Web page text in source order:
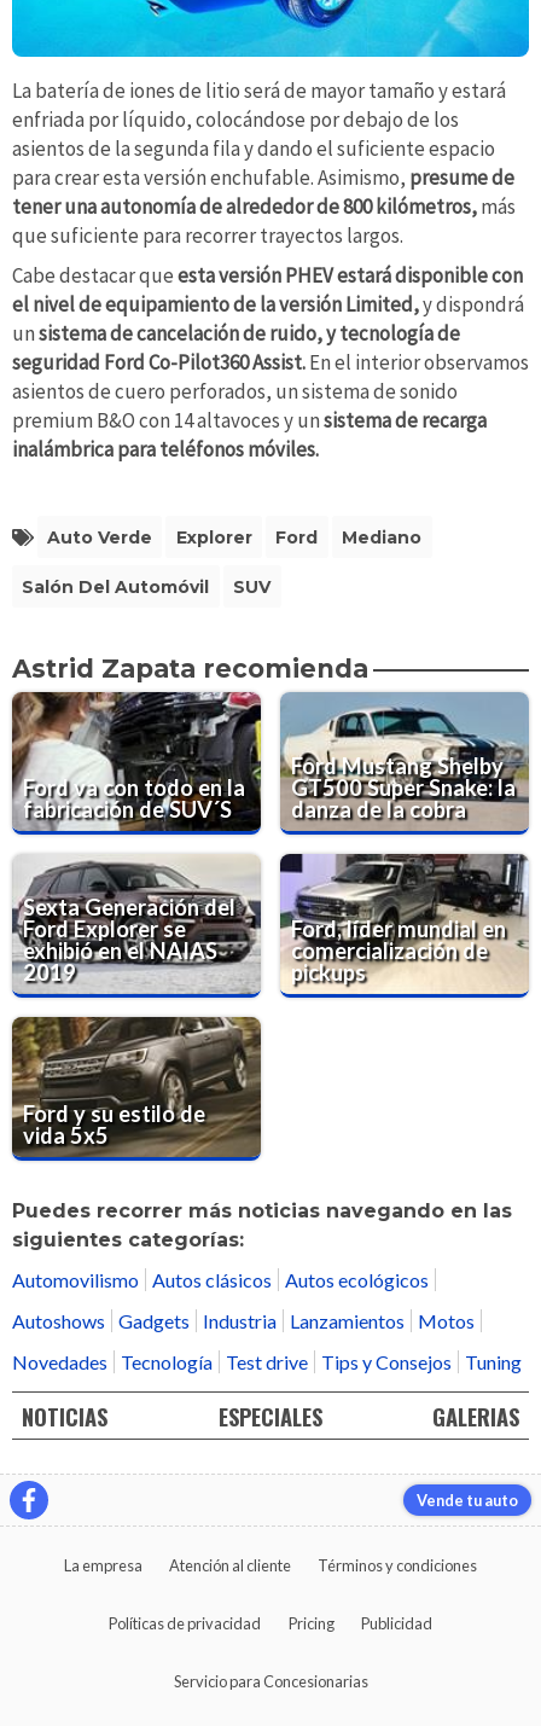
La batería de iones de litio será de mayor tamaño y estará
enfriada por líquido, colocándose por debajo de los
asientos de la segunda fila y dando el suficiente espacio
para crear esta versión enchufable. Asimismo, presume de
tener una autonomía de alrededor de 800 kilómetros,más
que suficiente para recorrer trayectos largos.
Cabe destacar queesta versión PHEV estará disponible con
el nivel de equipamiento de la versión Limited,y dispondrá
unsistema de cancelación de ruido, y tecnología de
seguridad Ford Co-Pilot360 Assist.En el interior observamos
asientos de cuero perforados, un sistema de sonido
premium B&O con 14 altavoces y unsistema de recarga
inalámbrica para teléfonos móviles.
Auto Verde Explorer Ford Mediano
Salón Del Automóvil SUV
Astrid Zapata recomienda
Ford va con todo en la
fabricación de SUV´S
Ford Mustang Shelby
GT500 Super Snake: la
danza de la cobra
Sexta Generación del
Ford Explorer se
exhibió en el NAIAS
2019
Ford, líder mundial en
comercialización de
pickups
Ford y su estilo de
vida 5x5
Puedes recorrer más noticias navegando en las
siguientes categorías:
Automovilismo Autos clásicos
Autos ecológicos
Autoshows
Gadgets Industria Lanzamientos
Motos
Novedades
Tecnología Test drive Tips y Consejos Tuning
NOTICIAS ESPECIALES GALERIAS
Vende tu auto
La empresa Atención al cliente Términos y condiciones
Políticas de privacidad Pricing Publicidad
Servicio para Concesionarias